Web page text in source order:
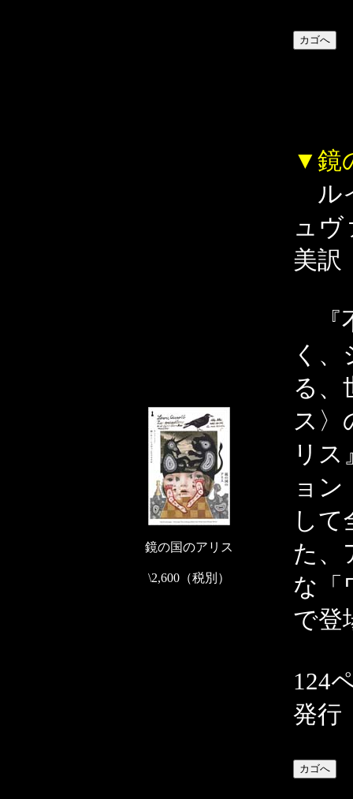
鏡の国のアリス
\2,600（税別）
▼鏡
ル
ュヴ
美訳
『
く
る、
ス〉
リ
ョ
し
た、
な「
で登
124
発行